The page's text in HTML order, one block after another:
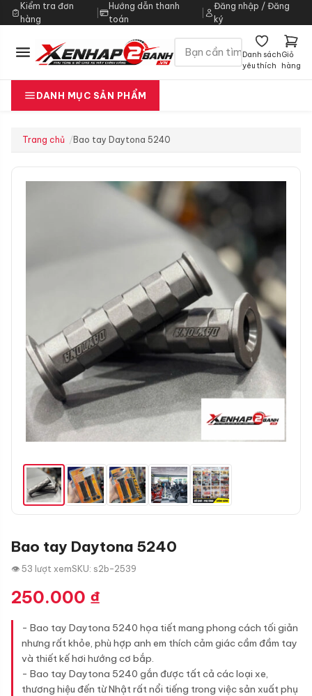
Kiểm tra đơn
hàng
|
Hướng dẫn thanh
toán
Đăng nhập / Đăng
ký
Danh sách
yêu thích
Giỏ
hàng
DANH MỤC SẢN PHẨM
Trang chủ Bao tay Daytona 5240
Bao tay Daytona 5240
👁 53 lượt xemSKU: s2b-2539
250.000 ₫
- Bao tay Daytona 5240 họa tiết mang phong cách tối giản
nhưng rất khỏe, phù hợp anh em thích cảm giác cầm đầm tay
và thiết kế hơi hướng cơ bắp.
- Bao tay Daytona 5240 gắn được tất cả các loại xe,
thương hiệu đến từ Nhật rất nổi tiếng trong việc sản xuất phụ